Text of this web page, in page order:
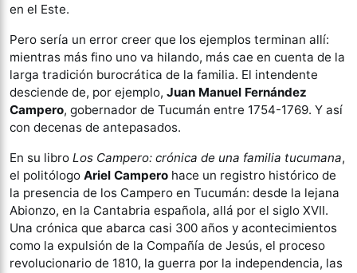
en el Este.
Pero sería un error creer que los ejemplos terminan allí:
mientras más fino uno va hilando, más cae en cuenta de la
larga tradición burocrática de la familia. El intendente
desciende de, por ejemplo, Juan Manuel Fernández
Campero, gobernador de Tucumán entre 1754-1769. Y así
con decenas de antepasados.
En su libro Los Campero: crónica de una familia tucumana,
el politólogo Ariel Campero hace un registro histórico de
la presencia de los Campero en Tucumán: desde la lejana
Abionzo, en la Cantabria española, allá por el siglo XVII.
Una crónica que abarca casi 300 años y acontecimientos
como la expulsión de la Compañía de Jesús, el proceso
revolucionario de 1810, la guerra por la independencia, las